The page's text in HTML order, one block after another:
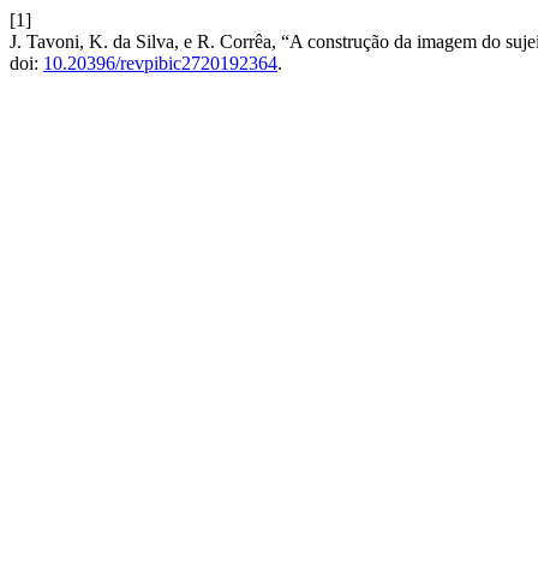
[1]
J. Tavoni, K. da Silva, e R. Corrêa, “A construção da imagem do
doi: 10.20396/revpibic2720192364.